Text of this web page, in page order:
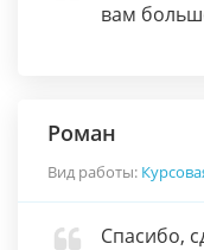
вам
Роман
Вид работы:
Спасибо,